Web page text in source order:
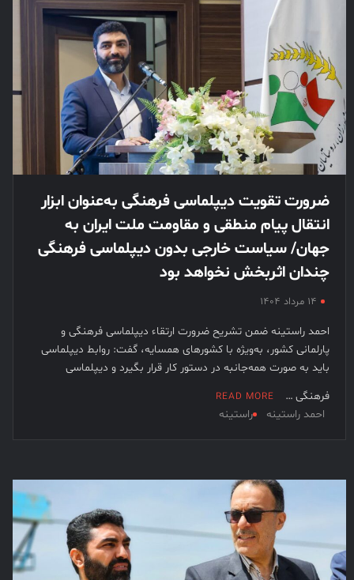
ضرورت تقویت دیپلماسی فرهنگی به‌عنوان ابزار
انتقال پیام منطقی و مقاومت ملت ایران به
جهان/ سیاست خارجی بدون دیپلماسی فرهنگی
چندان اثربخش نخواهد بود
۱۴ مرداد ۱۴۰۴
احمد راستینه ضمن تشریح ضرورت ارتقاء دیپلماسی فرهنگی و
پارلمانی کشور، به‌ویژه با کشورهای همسایه، گفت: روابط دیپلماسی
باید به صورت همه‌جانبه در دستور کار قرار بگیرد و دیپلماسی
فرهنگی …
READ MORE
احمد راستینه راستینه